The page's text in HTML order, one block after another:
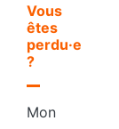
Vous
êtes
perdu·e
?
Mon